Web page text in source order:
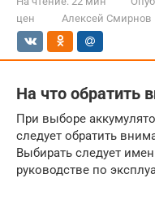
цен
Алексей Смирнов
На что обратить
При выборе
следует обратить
Выбирать следует
руководстве по